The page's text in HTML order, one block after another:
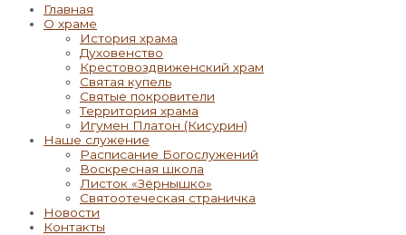
Главная
О храме
История храма
Духовенство
Крестовоздвиженский храм
Святая купель
Святые покровители
Территория храма
Игумен Платон (Кисурин)
Наше служение
Расписание Богослужений
Воскресная школа
Листок «Зёрнышко»
Святоотеческая страничка
Новости
Контакты